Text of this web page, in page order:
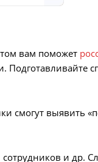
вам поможет
Подготавливайте
смогут выявить
и др.